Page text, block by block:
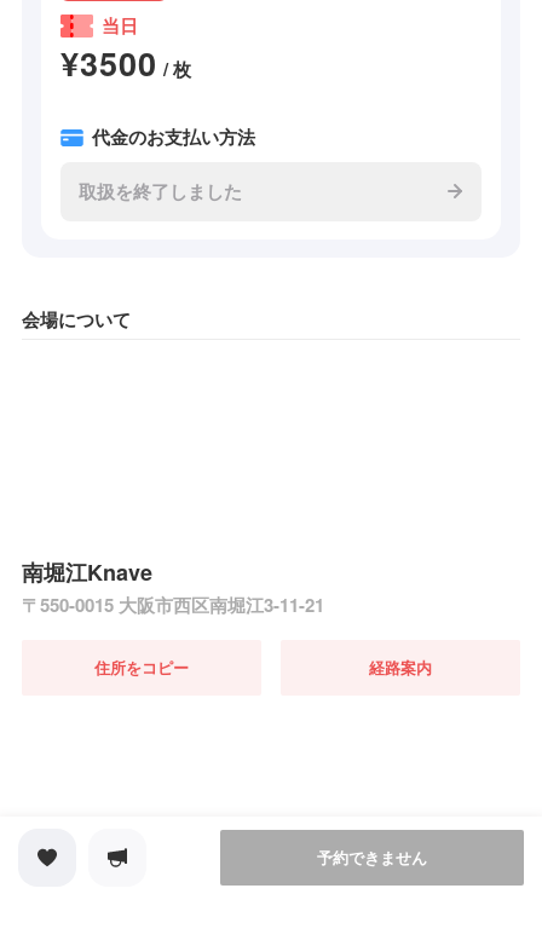
当日
¥3500 / 枚
代金のお支払い方法
取扱を終了しました
会場について
南堀江Knave
〒550-0015 大阪市西区南堀江3-11-21
住所をコピー 経路案内
予約できません